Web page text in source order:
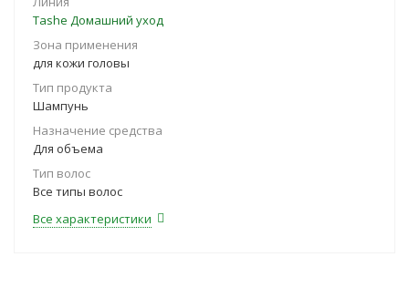
Tashe Домашний уход
Зона применения
для кожи головы
Тип продукта
Шампунь
Назначение средства
Для объема
Тип волос
Все типы волос
Все характеристики